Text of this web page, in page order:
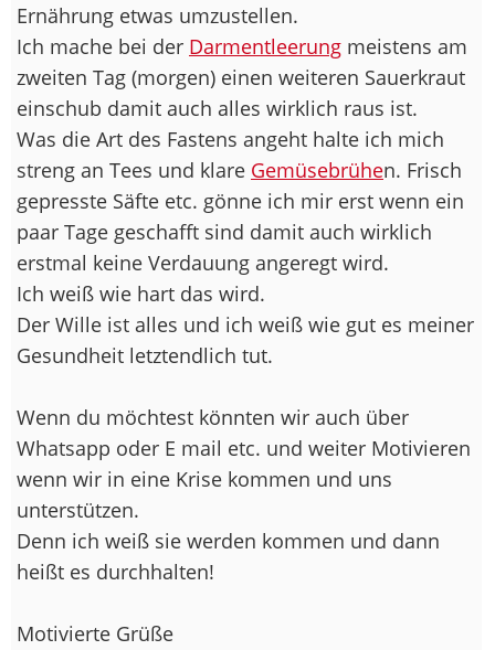
Ernährung etwas umzustellen.
Ich mache bei der Darmentleerung meistens am
zweiten Tag (morgen) einen weiteren Sauerkraut
einschub damit auch alles wirklich raus ist.
Was die Art des Fastens angeht halte ich mich
streng an Tees und klare Gemüsebrühen. Frisch
gepresste Säfte etc. gönne ich mir erst wenn ein
paar Tage geschafft sind damit auch wirklich
erstmal keine Verdauung angeregt wird.
Ich weiß wie hart das wird.
Der Wille ist alles und ich weiß wie gut es meiner
Gesundheit letztendlich tut.
Wenn du möchtest könnten wir auch über
Whatsapp oder E mail etc. und weiter Motivieren
wenn wir in eine Krise kommen und uns
unterstützen.
Denn ich weiß sie werden kommen und dann
heißt es durchhalten!
Motivierte Grüße